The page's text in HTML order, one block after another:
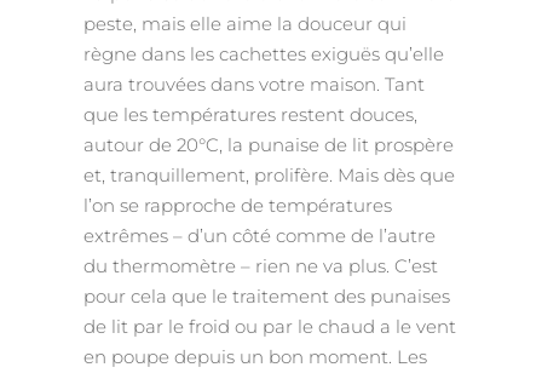
peste, mais elle aime la douceur qui
règne dans les cachettes exiguës qu’elle
aura trouvées dans votre maison. Tant
que les températures restent douces,
autour de 20°C, la punaise de lit prospère
et, tranquillement, prolifère. Mais dès que
l’on se rapproche de températures
extrêmes – d’un côté comme de l’autre
du thermomètre – rien ne va plus. C’est
pour cela que le traitement des punaises
de lit par le froid ou par le chaud a le vent
en poupe depuis un bon moment. Les